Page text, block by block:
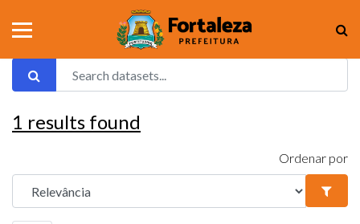
1 results found
Ordenar por